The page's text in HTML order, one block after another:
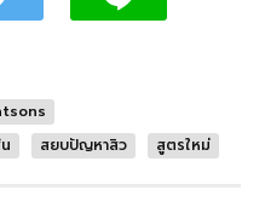
สยบปัญหาสิว สูตรใหม่